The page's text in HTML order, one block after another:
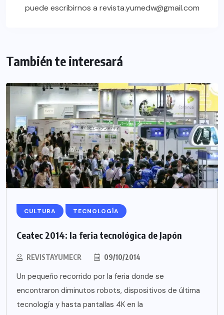
puede escribirnos a revista.yumedw@gmail.com
También te interesará
CULTURA TECNOLOGÍA
Ceatec 2014: la feria tecnológica de Japón
REVISTAYUMECR 09/10/2014
Un pequeño recorrido por la feria donde se
encontraron diminutos robots, dispositivos de última
tecnología y hasta pantallas 4K en la